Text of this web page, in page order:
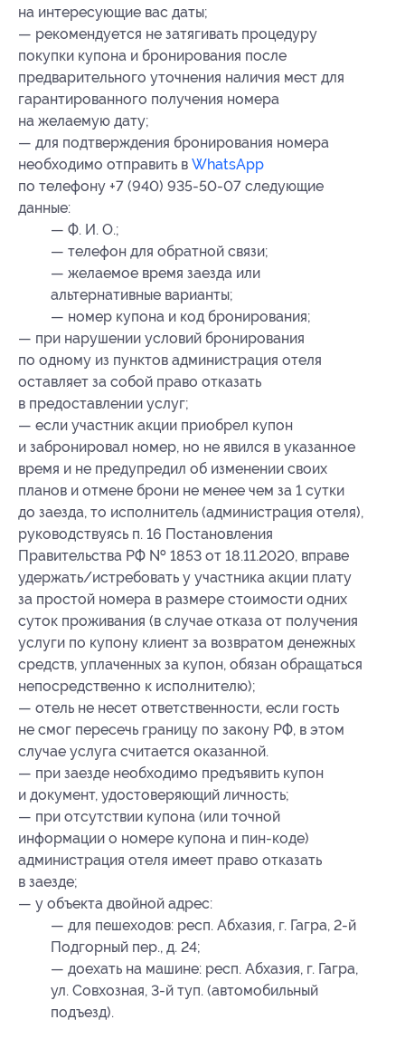
на интересующие вас даты;
— рекомендуется не затягивать процедуру
покупки купона и бронирования после
предварительного уточнения наличия мест для
гарантированного получения номера
на желаемую дату;
— для подтверждения бронирования номера
необходимо отправить в WhatsApp
по телефону +7 (940) 935-50-07 следующие
данные:
— Ф. И. О.;
— телефон для обратной связи;
— желаемое время заезда или
альтернативные варианты;
— номер купона и код бронирования;
— при нарушении условий бронирования
по одному из пунктов администрация отеля
оставляет за собой право отказать
в предоставлении услуг;
— если участник акции приобрел купон
и забронировал номер, но не явился в указанное
время и не предупредил об изменении своих
планов и отмене брони не менее чем за 1 сутки
до заезда, то исполнитель (администрация отеля),
руководствуясь п. 16 Постановления
Правительства РФ № 1853 от 18.11.2020, вправе
удержать/истребовать у участника акции плату
за простой номера в размере стоимости одних
суток проживания (в случае отказа от получения
услуги по купону клиент за возвратом денежных
средств, уплаченных за купон, обязан обращаться
непосредственно к исполнителю);
— отель не несет ответственности, если гость
не смог пересечь границу по закону РФ, в этом
случае услуга считается оказанной.
— при заезде необходимо предъявить купон
и документ, удостоверяющий личность;
— при отсутствии купона (или точной
информации о номере купона и пин-коде)
администрация отеля имеет право отказать
в заезде;
— у объекта двойной адрес:
— для пешеходов: респ. Абхазия, г. Гагра, 2-й
Подгорный пер., д. 24;
— доехать на машине: респ. Абхазия, г. Гагра,
ул. Совхозная, 3-й туп. (автомобильный
подъезд).